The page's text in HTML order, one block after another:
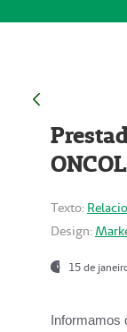
Texto:
Design:
15 de